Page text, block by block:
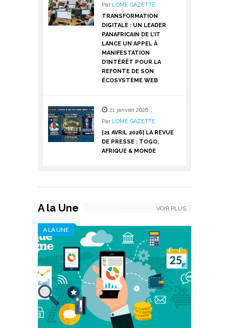
Par LOME GAZETTE
TRANSFORMATION
DIGITALE : UN LEADER
PANAFRICAIN DE L’IT
LANCE UN APPEL À
MANIFESTATION
D’INTÉRÊT POUR LA
REFONTE DE SON
ÉCOSYSTÈME WEB
21 janvier 2026 ,
Par LOME GAZETTE
[21 AVRIL 2026] LA REVUE
DE PRESSE : TOGO,
AFRIQUE & MONDE
A la Une
A LA UNE
VOIR PLUS